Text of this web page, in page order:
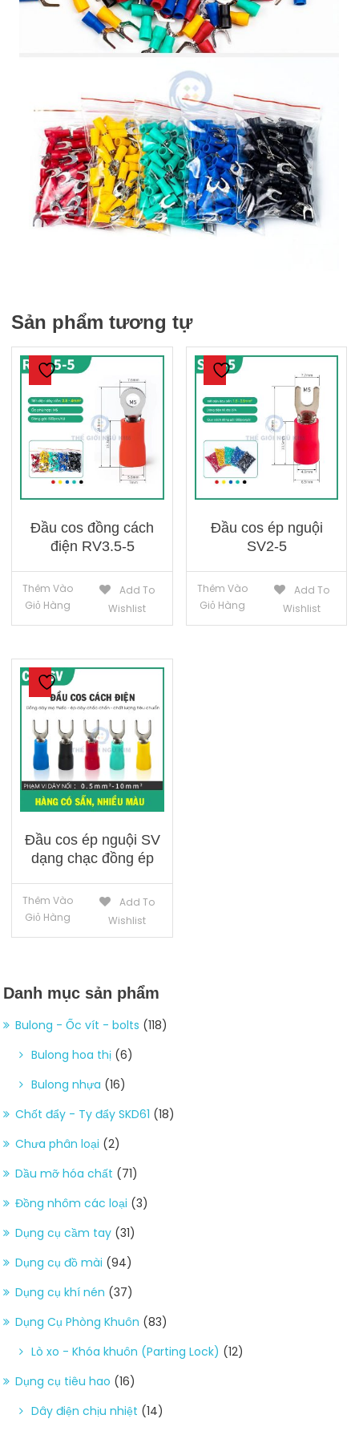
Sản phẩm tương tự
Đầu cos đồng cách
điện RV3.5-5
Thêm Vào
Giỏ Hàng
Add To
Wishlist
Đầu cos ép nguội
SV2-5
Thêm Vào
Giỏ Hàng
Add To
Wishlist
Đầu cos ép nguội SV
dạng chạc đồng ép
Thêm Vào
Giỏ Hàng
Add To
Wishlist
Danh mục sản phẩm
Bulong - Ốc vít - bolts (118)
Bulong hoa thị (6)
Bulong nhựa (16)
Chốt đẩy - Ty đẩy SKD61 (18)
Chưa phân loại (2)
Dầu mỡ hóa chất (71)
Đồng nhôm các loại (3)
Dụng cụ cầm tay (31)
Dụng cụ đồ mài (94)
Dụng cụ khí nén (37)
Dụng Cụ Phòng Khuôn (83)
Lò xo - Khóa khuôn (Parting Lock) (12)
Dụng cụ tiêu hao (16)
Dây điện chịu nhiệt (14)